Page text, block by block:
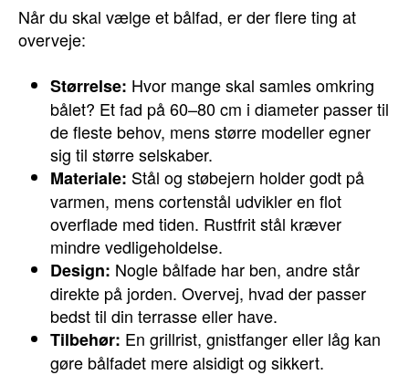
Når du skal vælge et bålfad, er der flere ting at
overveje:
Størrelse: Hvor mange skal samles omkring
bålet? Et fad på 60–80 cm i diameter passer til
de fleste behov, mens større modeller egner
sig til større selskaber.
Materiale: Stål og støbejern holder godt på
varmen, mens cortenstål udvikler en flot
overflade med tiden. Rustfrit stål kræver
mindre vedligeholdelse.
Design: Nogle bålfade har ben, andre står
direkte på jorden. Overvej, hvad der passer
bedst til din terrasse eller have.
Tilbehør: En grillrist, gnistfanger eller låg kan
gøre bålfadet mere alsidigt og sikkert.